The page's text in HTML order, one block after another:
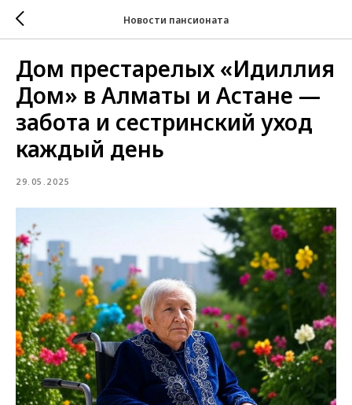
Новости пансионата
Дом престарелых «Идиллия
Дом» в Алматы и Астане —
забота и сестринский уход
каждый день
29.05.2025